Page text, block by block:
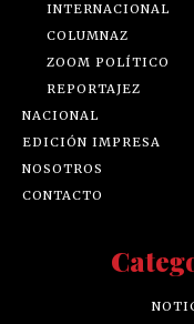
INTERNACIONAL
COLUMNAZ
ZOOM POLÍTICO
REPORTAJEZ
NACIONAL
EDICIÓN IMPRESA
NOSOTROS
CONTACTO